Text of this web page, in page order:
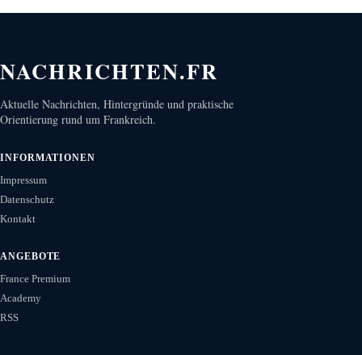
NACHRICHTEN.FR
Aktuelle Nachrichten, Hintergründe und praktische
Orientierung rund um Frankreich.
INFORMATIONEN
Impressum
Datenschutz
Kontakt
ANGEBOTE
France Premium
Academy
RSS